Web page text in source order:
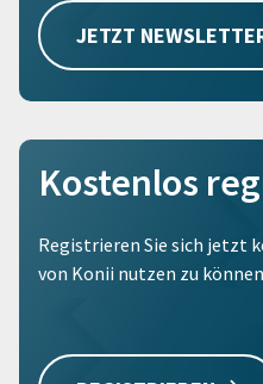
JETZT
Kostenlos
Registrieren Sie sich jetzt
von Konii nutzen zu